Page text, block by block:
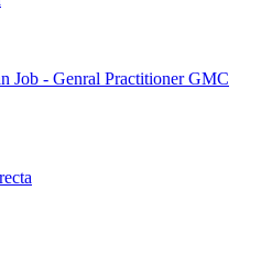
Job - Genral Practitioner GMC